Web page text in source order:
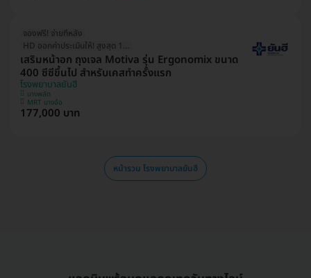
จองฟรี! จ่ายทีหลัง
HD ออกค่าประเมินให้! สูงสุด 1500 บ.
เสริมหน้าอก ถุงเจล Motiva รุ่น Ergonomix ขนาด
400 ซีซีขึ้นไป สำหรับเคสทำครั้งแรก
โรงพยาบาลยันฮี
บางพลัด
MRT บางอ้อ
177,000 บาท
หน้ารวม โรงพยาบาลยันฮี